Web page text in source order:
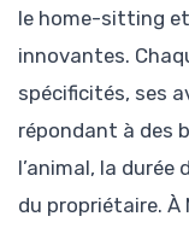
le home-sitting
innovantes.
spécificités, ses
répondant à des
l’animal, la
du propriétaire. À